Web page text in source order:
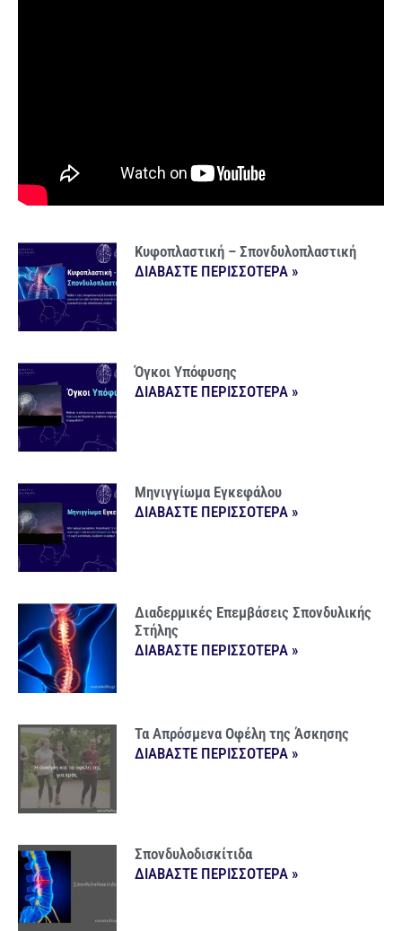
Κυφοπλαστική – Σπονδυλοπλαστική
ΔΙΑΒΑΣΤΕ ΠΕΡΙΣΣΟΤΕΡΑ »
Όγκοι Υπόφυσης
ΔΙΑΒΑΣΤΕ ΠΕΡΙΣΣΟΤΕΡΑ »
Μηνιγγίωμα Εγκεφάλου
ΔΙΑΒΑΣΤΕ ΠΕΡΙΣΣΟΤΕΡΑ »
Διαδερμικές Επεμβάσεις Σπονδυλικής
Στήλης
ΔΙΑΒΑΣΤΕ ΠΕΡΙΣΣΟΤΕΡΑ »
Τα Απρόσμενα Οφέλη της Άσκησης
ΔΙΑΒΑΣΤΕ ΠΕΡΙΣΣΟΤΕΡΑ »
Σπονδυλοδισκίτιδα
ΔΙΑΒΑΣΤΕ ΠΕΡΙΣΣΟΤΕΡΑ »